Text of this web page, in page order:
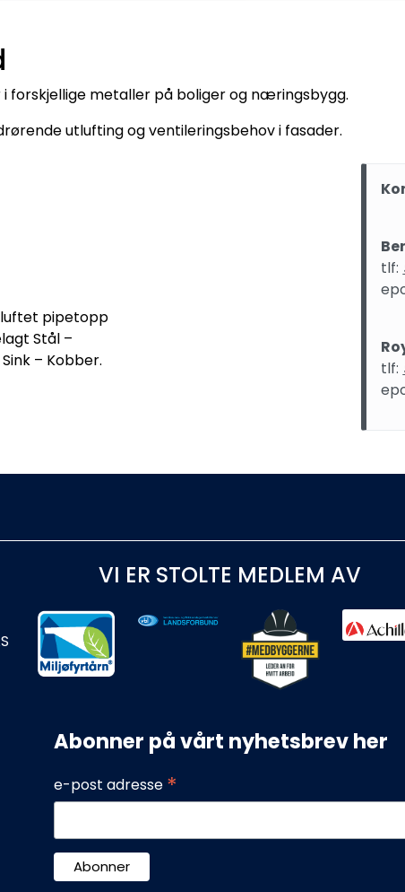
forskjellige metaller på boliger og næringsbygg.
utlufting og ventileringsbehov i fasader.
pipetopp
Stål –
– Kobber.
tlf:
tlf:
VI ER STOLTE MEDLEM AV
Abonner på vårt nyhetsbrev her
e-post adresse *